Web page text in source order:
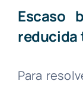
Escaso
reducida
Para